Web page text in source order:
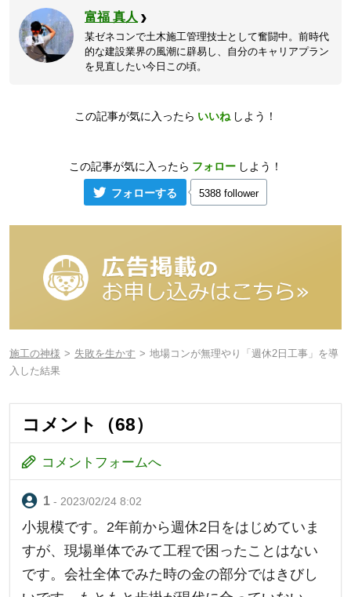
富福 真人
某ゼネコンで土木施工管理技士として奮闘中。前時代
的な建設業界の風潮に辟易し、自分のキャリアプラン
を見直したい今日この頃。
この記事が気に入ったら いいね しよう！
この記事が気に入ったら フォロー しよう！
フォローする 5388 follower
施工の神様 失敗を生かす
地場コンが無理やり「週休2日工事」を導
入した結果
コメント（68）
コメントフォームへ
- 2023/02/24 8:02
小規模です。2年前から週休2日をはじめていま
すが、現場単体でみて工程で困ったことはない
です。会社全体でみた時の金の部分ではきびし